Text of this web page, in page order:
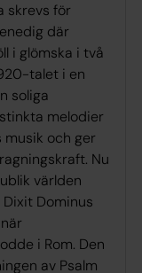
skrevs för
där
i glömska i två
talet i en
soliga
melodier
och ger
Nu
världen
Dominus
i Rom. Den
av Psalm